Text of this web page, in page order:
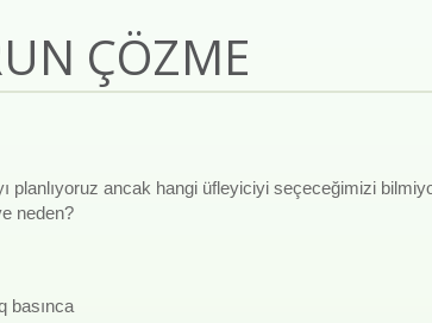
ÇÖZME
planlıyoruz ancak hangi üfleyiciyi seçeceğimizi
neden?
basınca